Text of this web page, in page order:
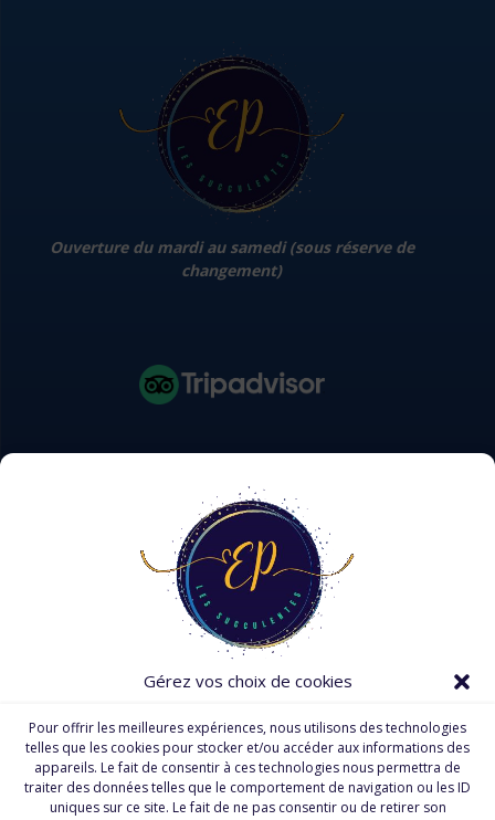
Gérez vos choix de cookies
Pour offrir les meilleures expériences, nous utilisons des technologies
telles que les cookies pour stocker et/ou accéder aux informations des
appareils. Le fait de consentir à ces technologies nous permettra de
traiter des données telles que le comportement de navigation ou les ID
uniques sur ce site. Le fait de ne pas consentir ou de retirer son
Ouverture du mardi au samedi (sous réserve de
changement)